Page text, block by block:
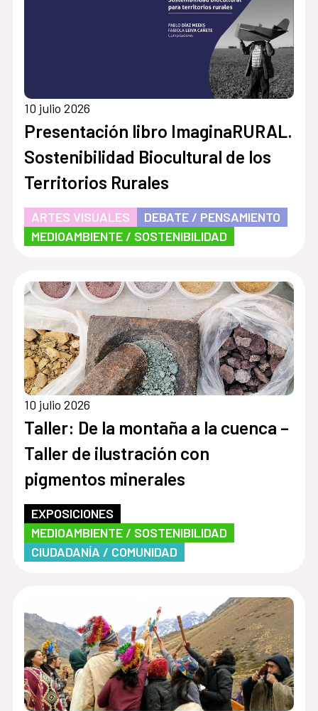
10 julio 2026
Presentación libro ImaginaRURAL.
Sostenibilidad Biocultural de los
Territorios Rurales
ARTES VISUALES
DEBATE / PENSAMIENTO
MEDIOAMBIENTE / SOSTENIBILIDAD
10 julio 2026
Taller: De la montaña a la cuenca –
Taller de ilustración con
pigmentos minerales
EXPOSICIONES
MEDIOAMBIENTE / SOSTENIBILIDAD
CIUDADANÍA / COMUNIDAD